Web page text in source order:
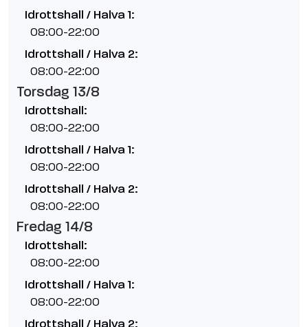
Idrottshall / Halva 1:
08:00-22:00
Idrottshall / Halva 2:
08:00-22:00
Torsdag 13/8
Idrottshall:
08:00-22:00
Idrottshall / Halva 1:
08:00-22:00
Idrottshall / Halva 2:
08:00-22:00
Fredag 14/8
Idrottshall:
08:00-22:00
Idrottshall / Halva 1:
08:00-22:00
Idrottshall / Halva 2: